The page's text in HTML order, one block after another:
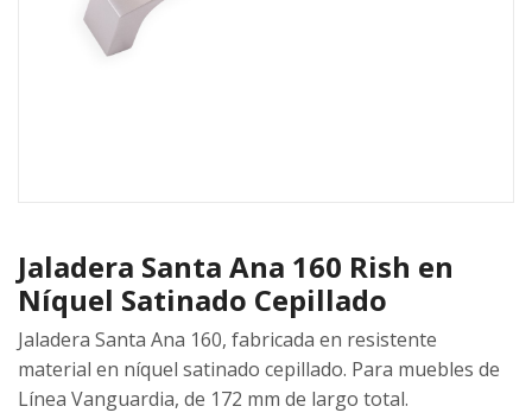
Jaladera Santa Ana 160 Rish en
Níquel Satinado Cepillado
Jaladera Santa Ana 160, fabricada en resistente
material en níquel satinado cepillado. Para muebles de
Línea Vanguardia, de 172 mm de largo total.